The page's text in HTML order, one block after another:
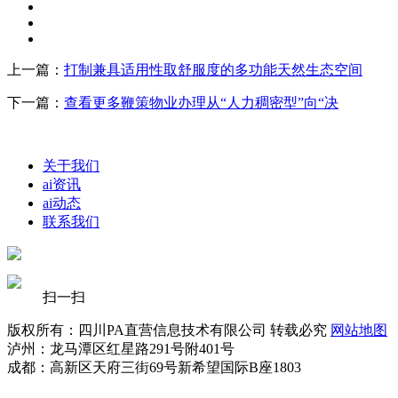
上一篇： 打制兼具适用性取舒服度的多功能天然生态空间
下一篇： 查看更多鞭策物业办理从“人力稠密型”向“决
关于我们
ai资讯
ai动态
联系我们
扫一扫
版权所有：四川PA直营信息技术有限公司 转载必究 网站地图
泸州：龙马潭区红星路291号附401号
成都：高新区天府三街69号新希望国际B座1803